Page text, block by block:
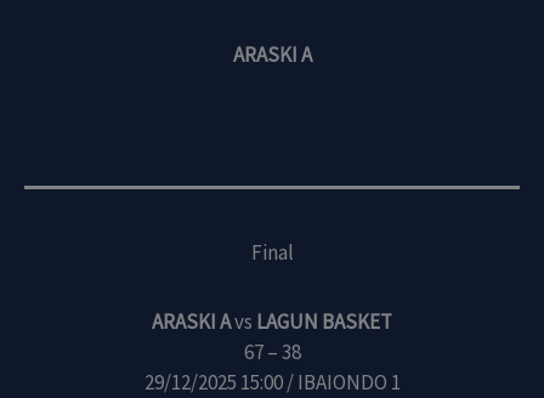
ARASKI A
Final
ARASKI Avs LAGUN BASKET
67 – 38
29/12/2025 15:00 / IBAIONDO 1